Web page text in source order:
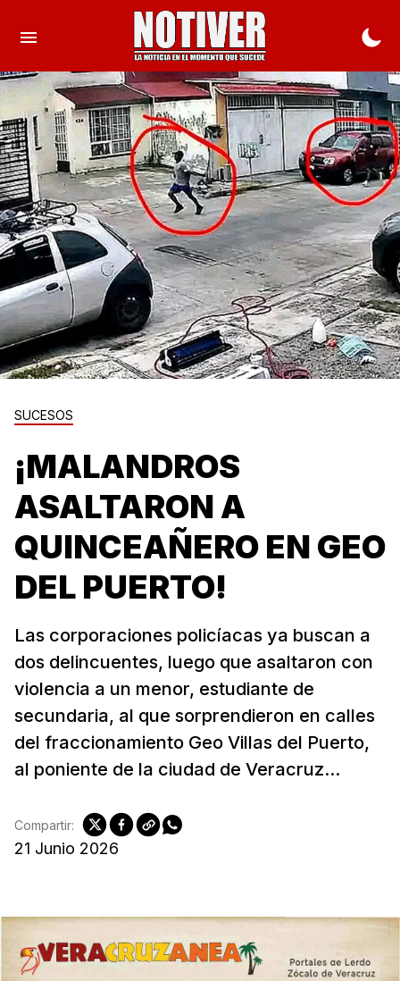
SUCESOS
¡MALANDROS
ASALTARON A
QUINCEAÑERO EN GEO
DEL PUERTO!
Las corporaciones policíacas ya buscan a
dos delincuentes, luego que asaltaron con
violencia a un menor, estudiante de
secundaria, al que sorprendieron en calles
del fraccionamiento Geo Villas del Puerto,
al poniente de la ciudad de Veracruz...
21 Junio 2026
Compartir: